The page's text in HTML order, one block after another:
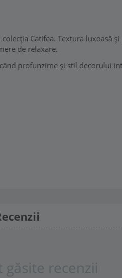
Catifea. Textura luxoasă
de relaxare.
profunzime și stil decorului
găsite recenzii